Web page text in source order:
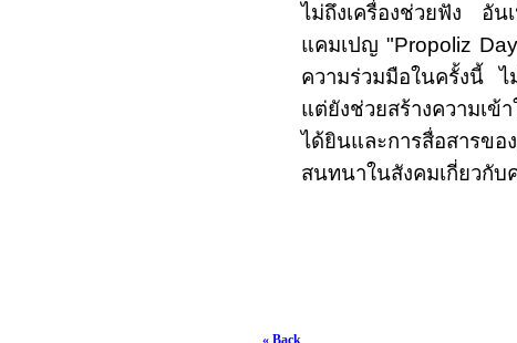
ไม่ถึงเครื่องช่วยฟัง อัน
แคมเปญ "Propoliz
ความร่วมมือในครั้งนี้ ไ
แต่ยังช่วยสร้างความเข้
ได้ยินและการสื่อสารข
สนทนาในสังคมเกี่ยวกับ
« Back